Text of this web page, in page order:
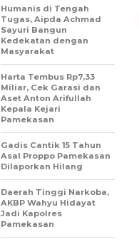
Humanis di Tengah
Tugas, Aipda Achmad
Sayuri Bangun
Kedekatan dengan
Masyarakat
Harta Tembus Rp7,33
Miliar, Cek Garasi dan
Aset Anton Arifullah
Kepala Kejari
Pamekasan
Gadis Cantik 15 Tahun
Asal Proppo Pamekasan
Dilaporkan Hilang
Daerah Tinggi Narkoba,
AKBP Wahyu Hidayat
Jadi Kapolres
Pamekasan